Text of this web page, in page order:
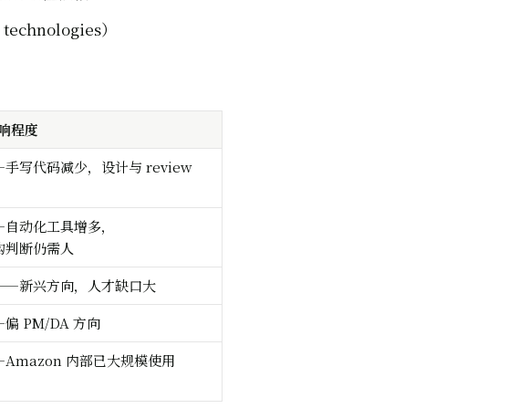
）
程度
写代码减少，设计与 review
动化工具增多，
判断仍需人
新兴方向，人才缺口大
PM/DA 方向
内部已大规模使用